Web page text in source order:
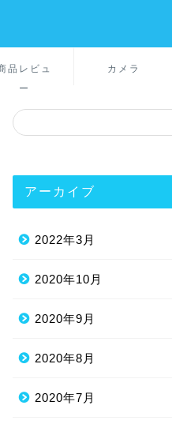
品レビュ
ー
カメラ
アーカイブ
2022年3月
2020年10月
2020年9月
2020年8月
2020年7月